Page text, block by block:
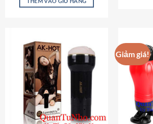
715,000 ₫.
Giảm giá!